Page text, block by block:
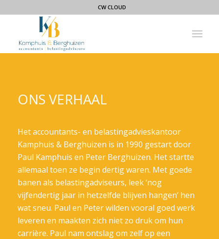
CW CLOUD
ONS VERHAAL
Het accountants- en belastingadvieskantoor
Kamphuis & Berghuizen is in 1990 gestart door
Paul Kamphuis en Peter Berghuizen. Het startte
allemaal toen ze begin dertig waren. Met goede
banen als belastingadviseurs, leek ‘nog
vijfendertig jaar in hetzelfde blijven hangen’ hen
wat sneu. Paul en Peter wilden vooral goed werk
leveren en maakten zich niet zo druk om hun
carrière. Paul nam ontslag om zelf op een